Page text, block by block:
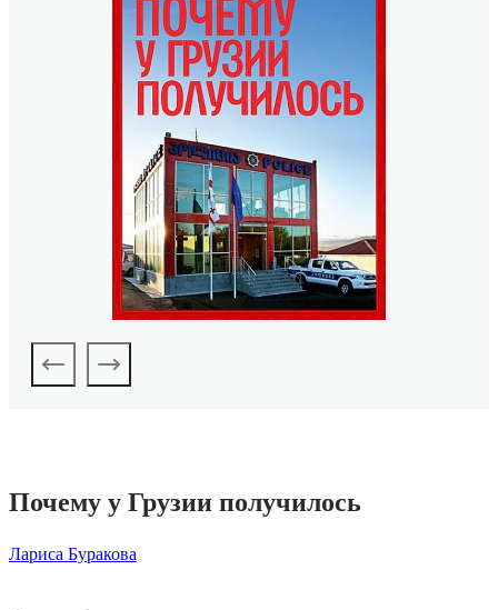
Почему у Грузии получилось
Лариса Буракова